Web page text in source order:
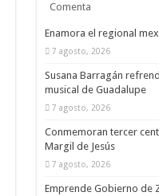
Comenta
Enamora el regional
7 agosto, 2026
Susana Barragán
musical de Guadalupe
7 agosto, 2026
Conmemoran tercer
Margil de Jesús
7 agosto, 2026
Emprende Gobierno de